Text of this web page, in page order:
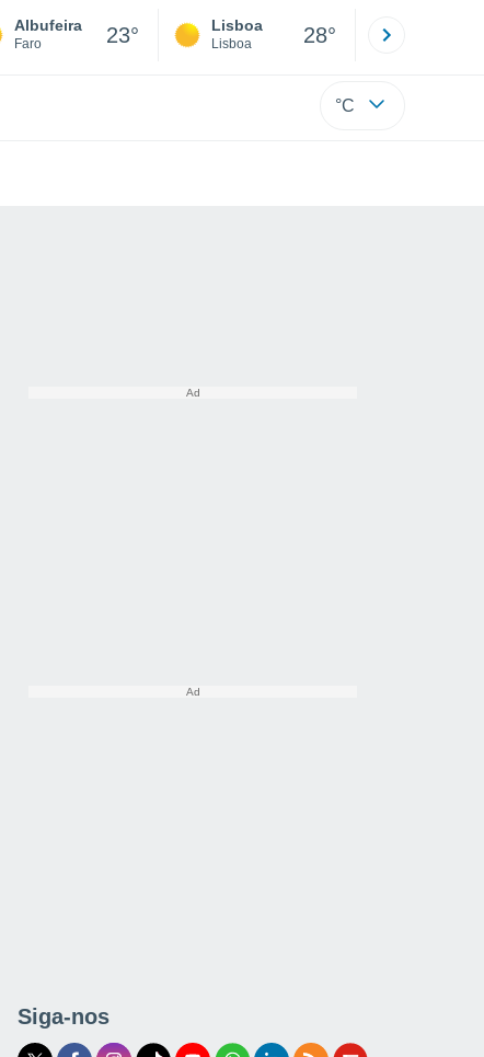
Albufeira
Faro 23° Lisboa
Lisboa 28°
°C
Siga-nos